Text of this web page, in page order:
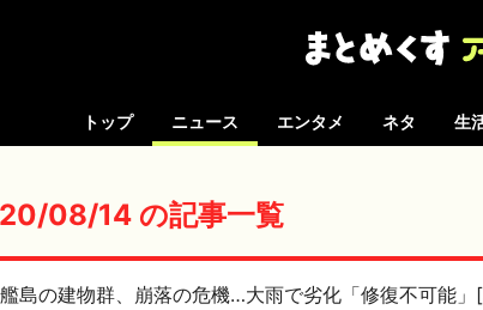
トップ ニュース エンタメ ネタ 生
08/14 の記事一覧
島の建物群、崩落の危機…大雨で劣化「修復不可能